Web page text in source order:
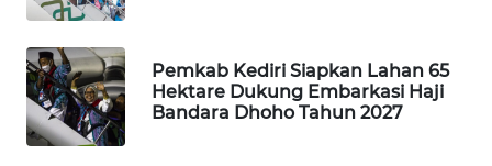
Pemkab Kediri Siapkan Lahan 65
Hektare Dukung Embarkasi Haji
Bandara Dhoho Tahun 2027
MASYARAKAT
WALINKI
ID